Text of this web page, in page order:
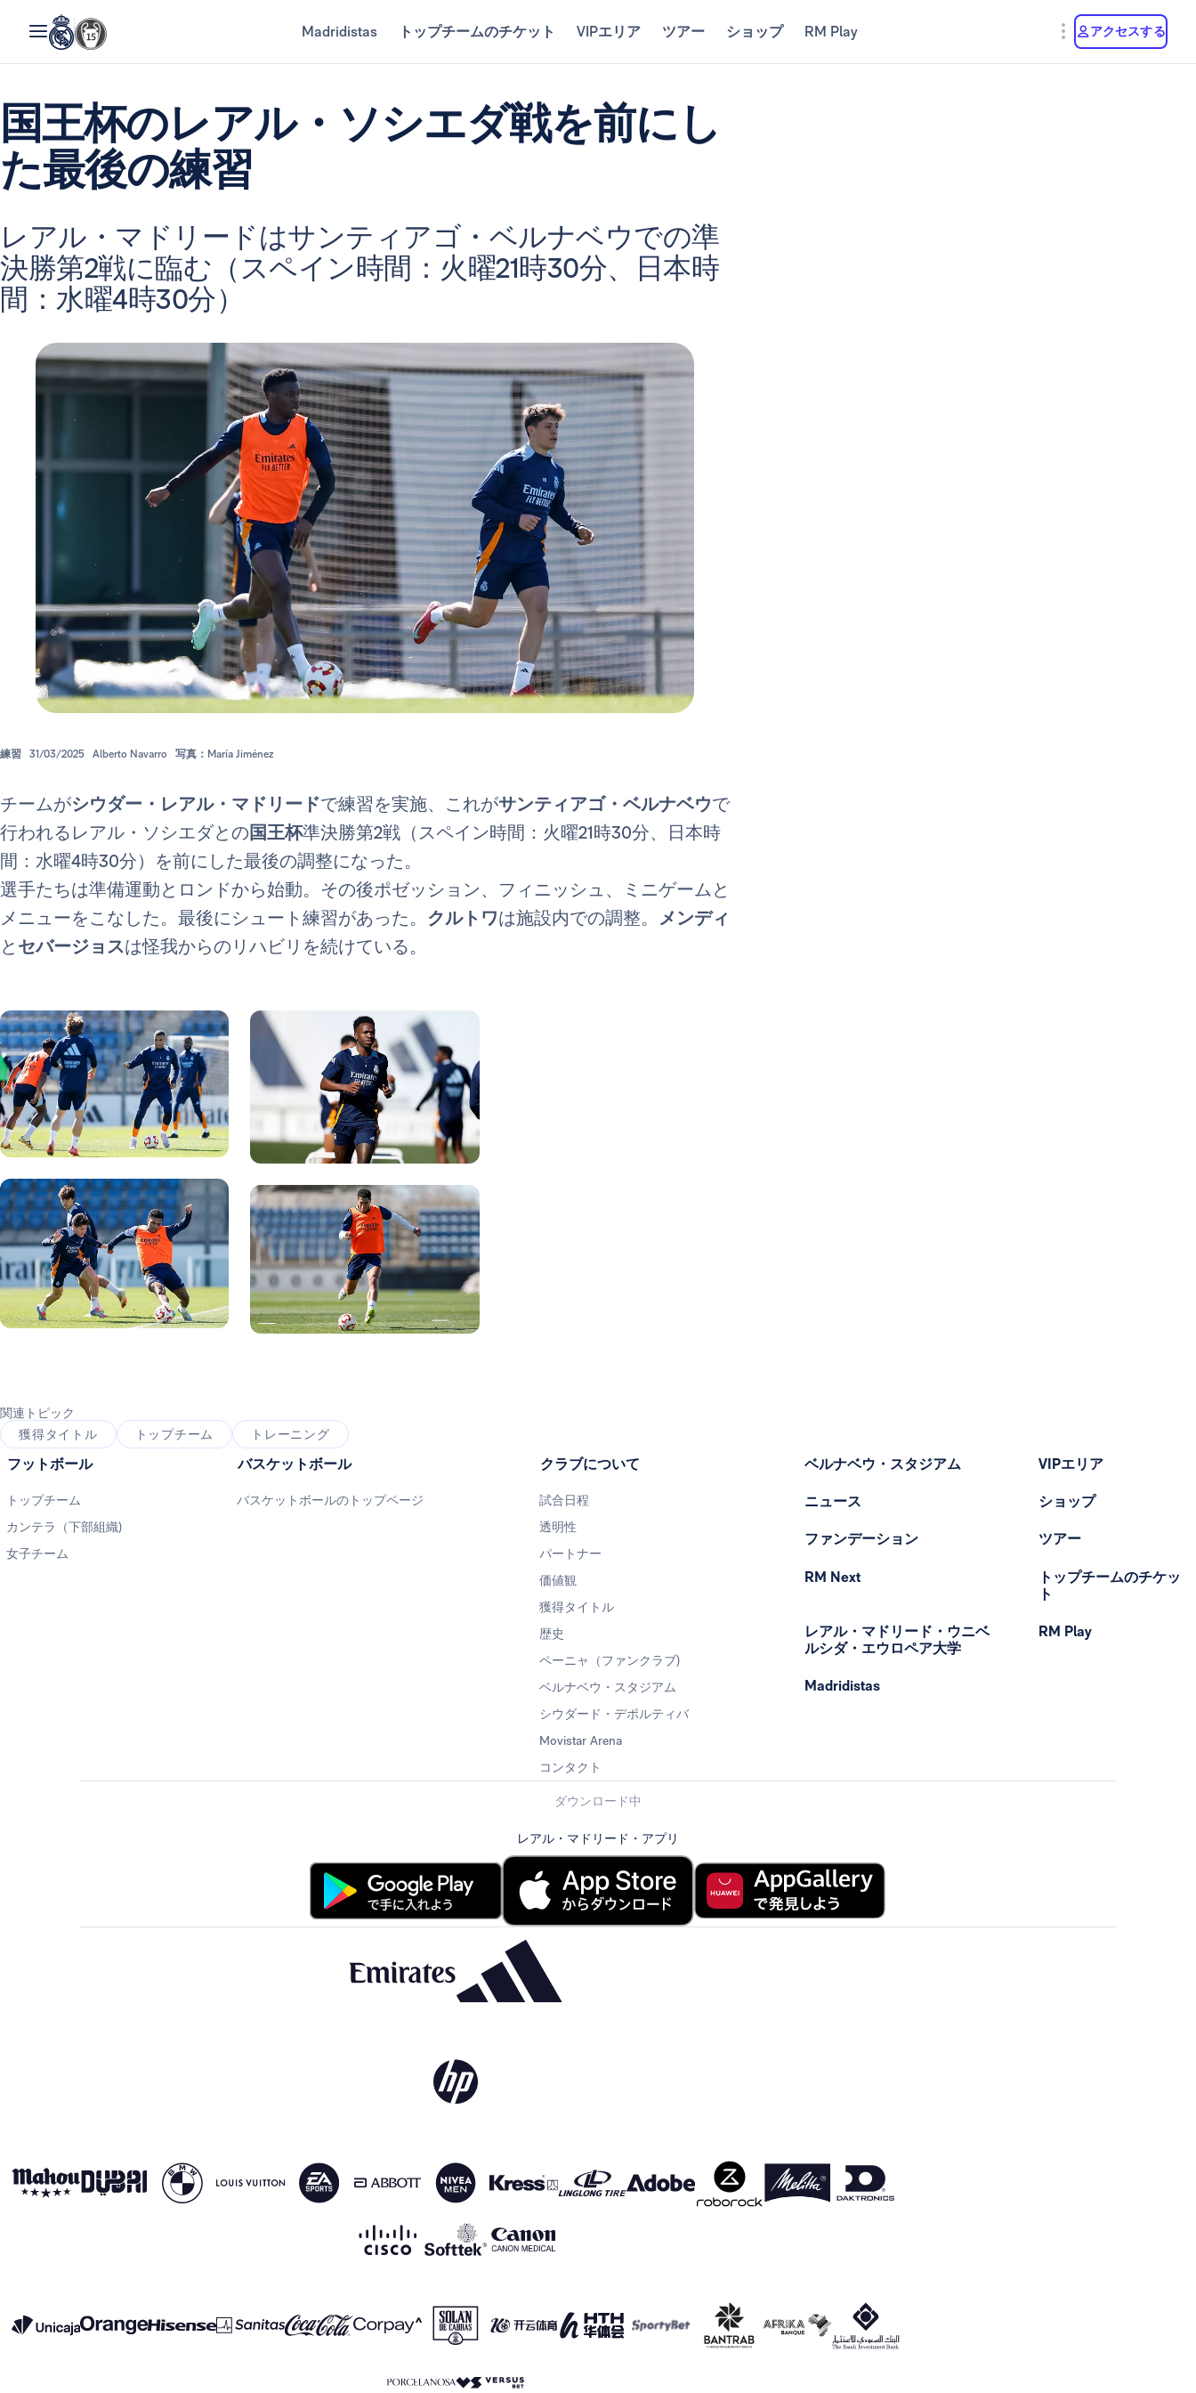
Madridistas トップチームのチケット VIPエリア ツアー ショップ RM Play アクセスする
国王杯のレアル・ソシエダ戦を前にし
た最後の練習
レアル・マドリードはサンティアゴ・ベルナベウでの準
決勝第2戦に臨む（スペイン時間：火曜21時30分、日本時
間：水曜4時30分）
練習 31/03/2025 Alberto Navarro 写真：María Jiménez
チームがシウダー・レアル・マドリードで練習を実施、これがサンティアゴ・ベルナベウで
行われるレアル・ソシエダとの国王杯準決勝第2戦（スペイン時間：火曜21時30分、日本時
間：水曜4時30分）を前にした最後の調整になった。
選手たちは準備運動とロンドから始動。その後ポゼッション、フィニッシュ、ミニゲームと
メニューをこなした。最後にシュート練習があった。 クルトワは施設内での調整。 メンディ
と セバージョスは怪我からのリハビリを続けている。
関連トピック
獲得タイトル
トップチーム トレーニング
フットボール
トップチーム
カンテラ（下部組織)
女子チーム
バスケットボール
バスケットボールのトップページ
クラブについて
試合日程
透明性
パートナー
価値観
獲得タイトル
歴史
ペーニャ（ファンクラブ)
ベルナベウ・スタジアム
シウダード・デポルティバ
Movistar Arena
コンタクト
ベルナベウ・スタジアム
ニュース
ファンデーション
RM Next
レアル・マドリード・ウニベ
ルシダ・エウロペア大学
Madridistas
VIPエリア
ショップ
ツアー
トップチームのチケッ
ト
RM Play
ダウンロード中
レアル・マドリード・アプリ